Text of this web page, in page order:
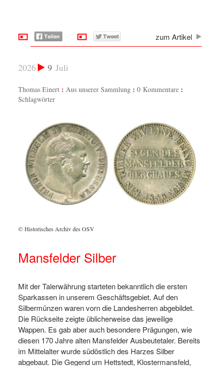
zum Artikel
9 Juli
2026
Thomas Einert Aus unserer Sammlung
0 Kommentare
Schlagwörter
© Historisches Archiv des OSV
Mansfelder Silber
Mit der Talerwährung starteten bekanntlich die ersten
Sparkassen in unserem Geschäftsgebiet. Auf den
Silbermünzen waren vorn die Landesherren abgebildet.
Die Rückseite zeigte üblicherweise das jeweilige
Wappen. Es gab aber auch besondere Prägungen, wie
diesen 170 Jahre alten Mansfelder Ausbeutetaler. Bereits
im Mittelalter wurde südöstlich des Harzes Silber
abgebaut. Die Gegend um Hettstedt, Klostermansfeld,